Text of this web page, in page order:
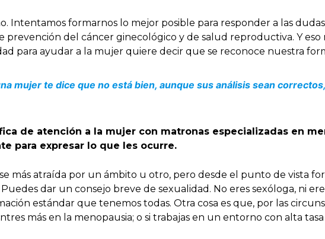
Intentamos formarnos lo mejor posible para responder a las
prevención del cáncer ginecológico y de salud reproductiva. Y
para ayudar a la mujer quiere decir que se reconoce nuestra
mujer te dice que no está bien, aunque sus análisis sean
de atención a la mujer con matronas especializadas en
para expresar lo que les ocurre.
más atraída por un ámbito u otro, pero desde el punto de vista
dar un consejo breve de sexualidad. No eres sexóloga, ni
estándar que tenemos todas. Otra cosa es que, por las
más en la menopausia; o si trabajas en un entorno con alta